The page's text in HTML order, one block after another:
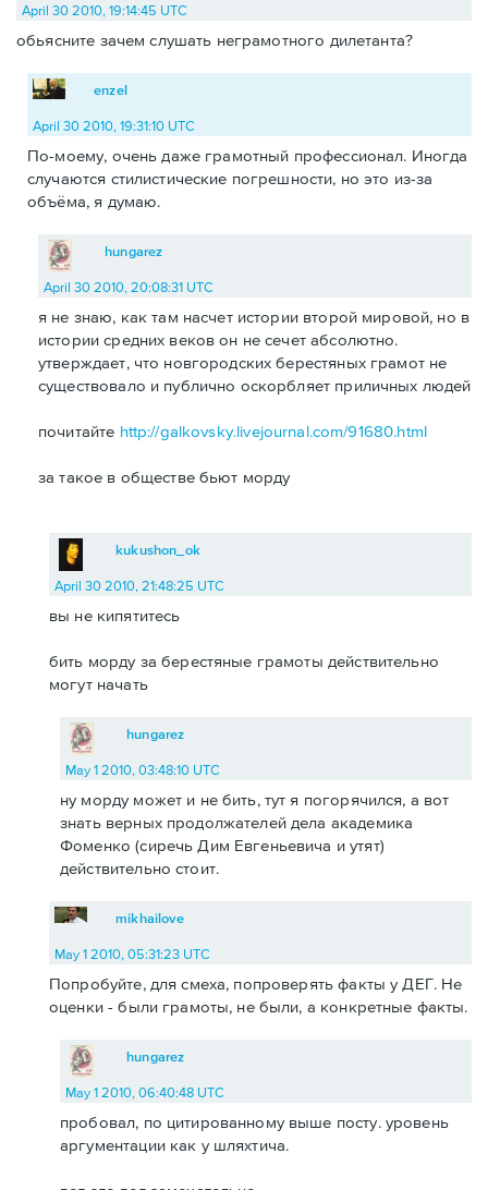
April 30 2010, 19:14:45 UTC
обьясните зачем слушать неграмотного дилетанта?
enzel
April 30 2010, 19:31:10 UTC
По-моему, очень даже грамотный профессионал. Иногда
случаются стилистические погрешности, но это из-за
объёма, я думаю.
hungarez
April 30 2010, 20:08:31 UTC
я не знаю, как там насчет истории второй мировой, но в
истории средних веков он не сечет абсолютно.
утверждает, что новгородских берестяных грамот не
существовало и публично оскорбляет приличных людей
почитайте http://galkovsky.livejournal.com/91680.html
за такое в обществе бьют морду
kukushon_ok
April 30 2010, 21:48:25 UTC
вы не кипятитесь
бить морду за берестяные грамоты действительно
могут начать
hungarez
May 1 2010, 03:48:10 UTC
ну морду может и не бить, тут я погорячился, а вот
знать верных продолжателей дела академика
Фоменко (сиречь Дим Евгеньевича и утят)
действительно стоит.
mikhailove
May 1 2010, 05:31:23 UTC
Попробуйте, для смеха, попроверять факты у ДЕГ. Не
оценки - были грамоты, не были, а конкретные факты.
hungarez
May 1 2010, 06:40:48 UTC
пробовал, по цитированному выше посту. уровень
аргументации как у шляхтича.